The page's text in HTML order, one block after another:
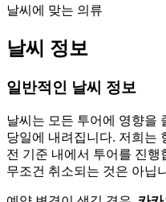
날씨에 맞는 의류
날씨 정보
일반적인 날씨 정보
날씨는 모든 투어에 영향을
당일에 내려집니다. 저희는
전 기준 내에서 투어를 진행
무조건 취소되는 것은 아닙